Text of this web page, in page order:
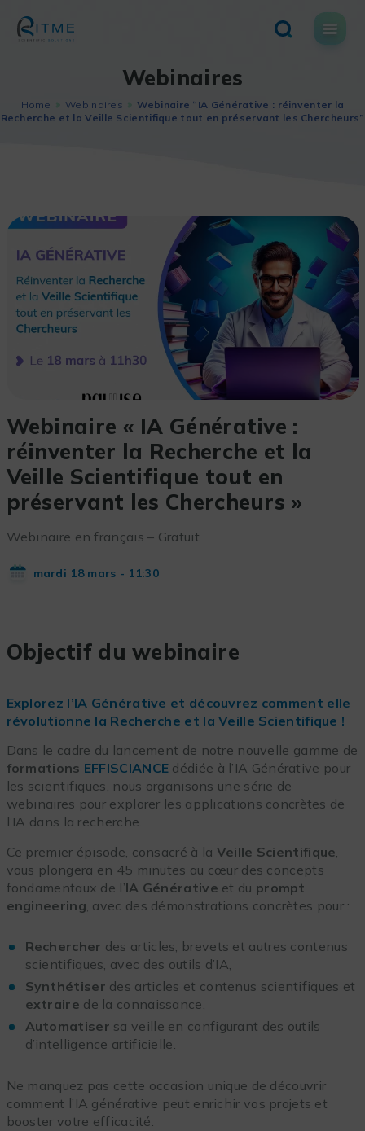
content
Webinaires
Home Webinaires
Webinaire “IA Générative : réinventer la
Recherche et la Veille Scientifique tout en préservant les Chercheurs”
Webinaire « IA Générative :
réinventer la Recherche et la
Veille Scientifique tout en
préservant les Chercheurs »
Webinaire en français – Gratuit
mardi 18 mars - 11:30
Objectif du webinaire
Explorez l’IA Générative et découvrez comment elle
révolutionne la Recherche et la Veille Scientifique !
Dans le cadre du lancement de notre nouvelle gamme de
formations EFFISCIANCE dédiée à l’IA Générative pour
les scientifiques, nous organisons une série de
webinaires pour explorer les applications concrètes de
l’IA dans la recherche.
Ce premier épisode, consacré à la Veille Scientifique
vous plongera en 45 minutes au cœur des concepts
fondamentaux de l’IA Générative et du prompt
engineering , avec des démonstrations concrètes pour:
Rechercher des articles, brevets et autres contenus
scientifiques, avec des outils d’IA,
Synthétiser des articles et contenus scientifiques et
extraire de la connaissance,
Automatiser sa veille en configurant des outils
d’intelligence artificielle.
Ne manquez pas cette occasion unique de découvrir
comment l’IA générative peut enrichir vos projets et
booster votre efficacité.